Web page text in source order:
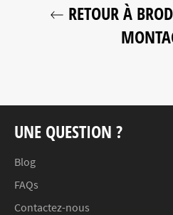
RETOUR À
UNE QUESTION ?
Blog
FAQs
Contactez-nous